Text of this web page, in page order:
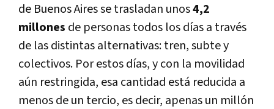
de Buenos Aires se trasladan unos4,2
millones de personas todos los días a través
de las distintas alternativas: tren, subte y
colectivos. Por estos días, y con la movilidad
aún restringida, esa cantidad está reducida a
menos de un tercio, es decir, apenas un millón